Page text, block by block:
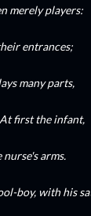
merely players:
entrances;
many parts,
At first the infant,
arms.
boy, with his